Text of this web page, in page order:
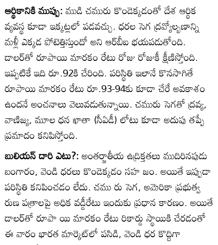
ఆర్థికానికి ముప్పు:ముడి చమురు కొండెక్కడంతో దేశ ఆర్థిక
వ్యవస్థ కూడా ఇక్కట్లలో పడవచ్చు. ధరల సెగ ద్రవ్యోల్బణాన్ని
మళ్లీ ఎక్కడ పోటెత్తిస్తుందో అని ఆర్‌బీఐ భయపడుతోంది.
డాలర్‌తో రూపాయి మారకం రేటు రోజు రోజుకీ క్షీణిస్తోంది.
ఇప్పటికే ఇది రూ.92కి చేరింది. పరిస్థితి ఇలానే కొనసాగితే
రూపాయి మారకం రేటు రూ.93-94కు కూడా చేరే అవకాశం
ఉందనే అంచనాలు వెలువడుతున్నాయి. చమురు సెగతో ద్రవ్య,
వాణిజ్య, మూల ధన ఖాతా (సీఏడీ) లోటు కూడా అదుపు తప్పే
ప్రమాదం కనిపిస్తోంది.
బులియన్‌ దారి ఎటు?:అంతర్జాతీయ ఉద్రిక్తతలు ముదిరినపుడు
బంగారం, వెండి ధరలు కొండెక్కడం సహ జం. అయితే ఇప్పుడా
పరిస్థితి కనిపించడం లేదు. చము రు సెగ, అమెరికా ప్రభుత్వ
రుణ పత్రాలపై అధిక వడ్డీరేటు ఇందుకు ప్రధాన కారణం. అయితే
డాలర్‌తో రూపా యి మారకం రేటు రికార్డు స్థాయికి చేరడంతో
ఈ వారం భారత మార్కెట్‌లో పసిడి, వెండి ధర కొద్దిగా